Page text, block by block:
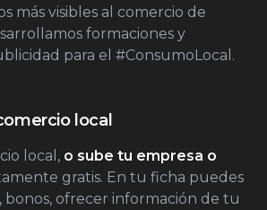
más visibles al comercio de
formaciones y
para el #ConsumoLocal.
local
local, o sube tu empresa o
gratis. En tu ficha puedes
bonos, ofrecer información de tu